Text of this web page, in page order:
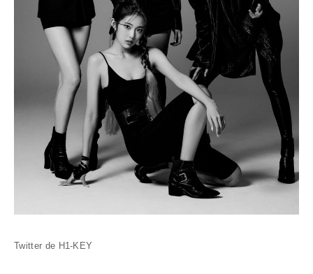
Twitter de H1-KEY